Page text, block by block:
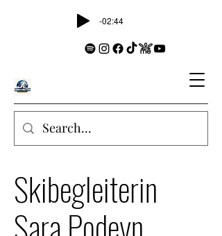
-02:44
Skibegleiterin
Sara Podeyn